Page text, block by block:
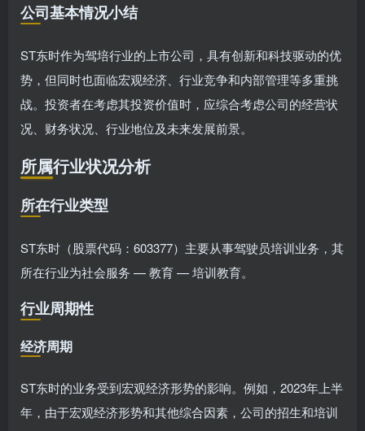
公司基本情况小结
ST东时作为驾培行业的上市公司，具有创新和科技驱动的优
势，但同时也面临宏观经济、行业竞争和内部管理等多重挑
战。投资者在考虑其投资价值时，应综合考虑公司的经营状
况、财务状况、行业地位及未来发展前景。
所属行业状况分析
所在行业类型
ST东时（股票代码：603377）主要从事驾驶员培训业务，其
所在行业为社会服务 — 教育 — 培训教育。
行业周期性
经济周期
ST东时的业务受到宏观经济形势的影响。例如，2023年上半
年，由于宏观经济形势和其他综合因素，公司的招生和培训